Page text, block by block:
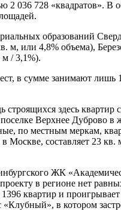
2 036 728 «квадратов».
образований
или 4,8% объема),
м / 3,1%).
в сумме занимают лишь
здесь квартир
Верхнее Дуброво
по местным меркам,
составляет 23 кв.
ЖК
в регионе нет
квартир и
в котором